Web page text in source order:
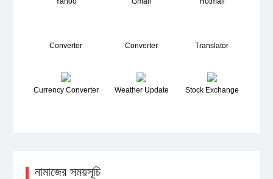
Converter Converter Translator
Currency Converter Weather Update Stock Exchange
নামাজের সময়সূচি